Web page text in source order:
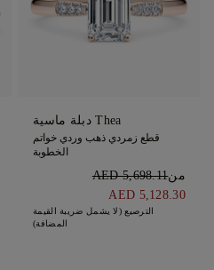
Thea دبلة ماسية
قطع زمردي ذهب وردي خواتم
الخطوبة
منAED 5,698.11
AED 5,128.30
الترصيع (لا يشمل ضريبة القيمة
المضافة)